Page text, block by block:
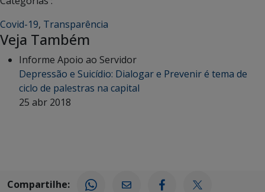
Covid-19, Transparência
Veja Também
Informe Apoio ao Servidor
Depressão e Suicídio: Dialogar e Prevenir é tema de
ciclo de palestras na capital
25 abr 2018
Compartilhe: